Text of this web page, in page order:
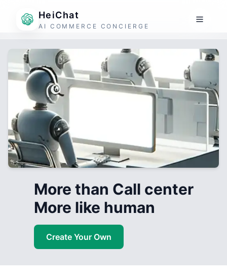
HeiChat
AI COMMERCE CONCIERGE
More than Call center
More like human
Create Your Own